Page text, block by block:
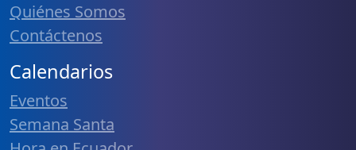
Quiénes Somos
Contáctenos
Calendarios
Eventos
Semana Santa